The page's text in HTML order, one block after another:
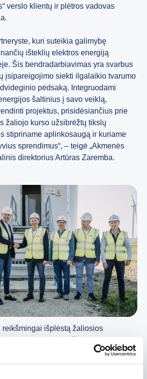
verslo klientų ir plėtros vadovas
kuri suteikia galimybę
išteklių elektros energiją
Šis bendradarbiavimas yra svarbus
įsipareigojimo siekti ilgalaikio tvarumo
pėdsaką. Integruodami
šaltinius į savo veiklą,
projektus, prisidėsiančius prie
žaliojo kurso užsibrėžtų tikslų
stipriname aplinkosaugą ir kuriame
sprendimus“, – teigė „Akmenės
direktorius Artūras Zaremba.
reikšmingai išplėstą žaliosios
H. Nausėda pabrėžė, kad
viskas juda labai teisinga kryptimi:
net optimistiškiausiose prognozėse